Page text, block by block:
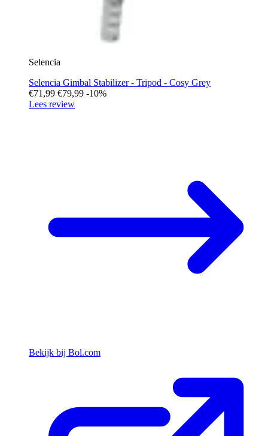
Selencia
Selencia Gimbal Stabilizer - Tripod - Cosy Grey
€71,99 €79,99 -10%
Lees review
Bekijk bij Bol.com